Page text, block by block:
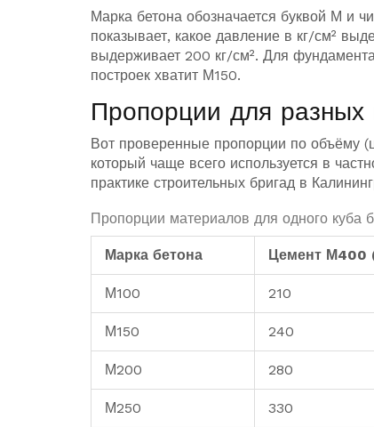
Марка бетона обозначается буквой М и
показывает, какое давление в кг/см²
выдерживает 200 кг/см². Для
построек хватит М150.
Пропорции для разных
Вот проверенные пропорции по объёму
который чаще всего используется в
практике строительных бригад в
Пропорции материалов для одного куба
Марка бетона Цемент М400
М100 210
М150 240
М200 280
М250 330